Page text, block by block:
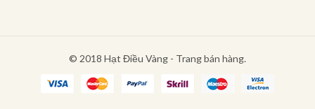
© 2018 Hạt Điều Vàng - Trang bán hàng.